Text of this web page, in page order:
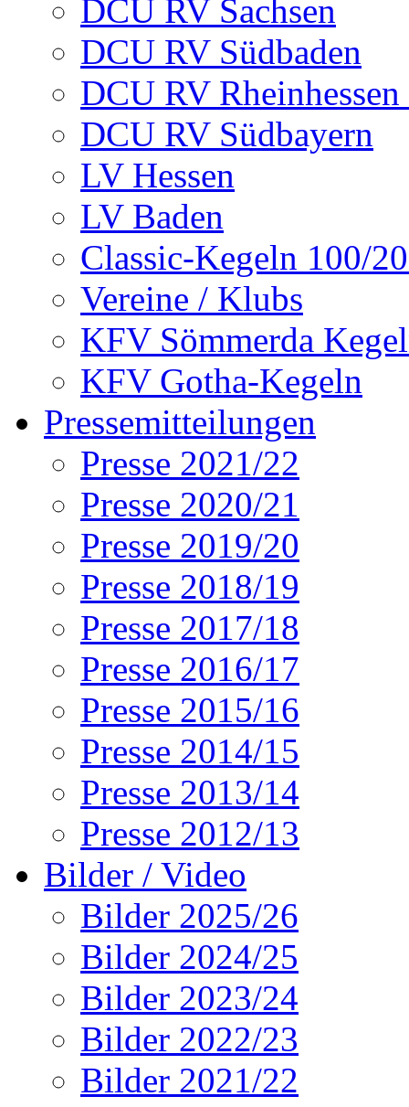
DCU RV Sachsen
DCU RV Südbaden
DCU RV
DCU RV Südbayern
LV Hessen
LV Baden
Classic-Kegeln 100/
Vereine / Klubs
KFV Sömmerda
KFV Gotha-Kegeln
Pressemitteilungen
Presse 2021/22
Presse 2020/21
Presse 2019/20
Presse 2018/19
Presse 2017/18
Presse 2016/17
Presse 2015/16
Presse 2014/15
Presse 2013/14
Presse 2012/13
Bilder / Video
Bilder 2025/26
Bilder 2024/25
Bilder 2023/24
Bilder 2022/23
Bilder 2021/22